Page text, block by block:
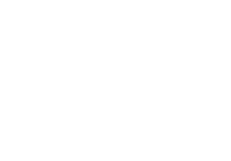
terápia